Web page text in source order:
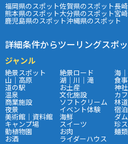
福岡県のスポット佐賀県のスポット長
熊本県のスポット大分県のスポット宮
鹿児島県のスポット沖縄県のスポット
詳細条件からツーリングスポ
ジャンル
絶景スポット 絶景ロード 海
山｜高原 湖｜川｜滝 食
道の駅 お土産 神
温泉 文化施設 カ
商業施設 ソフトクリーム 林道
夜景 イベント体験 宿
美術館｜資料館 海鮮 ダム
キャンプ場 スイーツ 珍
動植物園 お肉 麺類
お酒 ライダーハウス